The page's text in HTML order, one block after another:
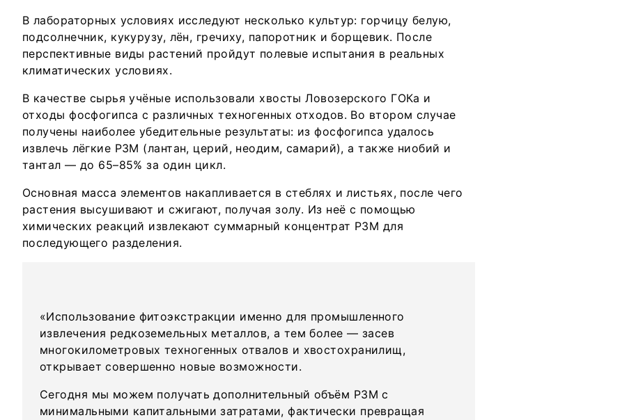
В лабораторных условиях исследуют несколько культур: горчицу белую,
подсолнечник, кукурузу, лён, гречиху, папоротник и борщевик. После
перспективные виды растений пройдут полевые испытания в реальных
климатических условиях.
В качестве сырья учёные использовали хвосты Ловозерского ГОКа и
отходы фосфогипса с различных техногенных отходов. Во втором случае
получены наиболее убедительные результаты: из фосфогипса удалось
извлечь лёгкие РЗМ (лантан, церий, неодим, самарий), а также ниобий и
тантал — до 65–85% за один цикл.
Основная масса элементов накапливается в стеблях и листьях, после чего
растения высушивают и сжигают, получая золу. Из неё с помощью
химических реакций извлекают суммарный концентрат РЗМ для
последующего разделения.
«Использование фитоэкстракции именно для промышленного
извлечения редкоземельных металлов, а тем более — засев
многокилометровых техногенных отвалов и хвостохранилищ,
открывает совершенно новые возможности.
Сегодня мы можем получать дополнительный объём РЗМ с
минимальными капитальными затратами, фактически превращая